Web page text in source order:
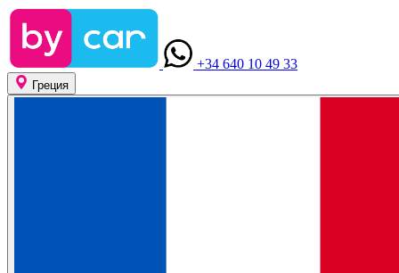
+34 640 10 49 33
Греция